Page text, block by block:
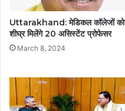
Uttarakhand: मेडिकल कॉलेजों को
शीघ्र मिलेंगे 20 असिस्टेंट प्रोफेसर
March 8, 2024